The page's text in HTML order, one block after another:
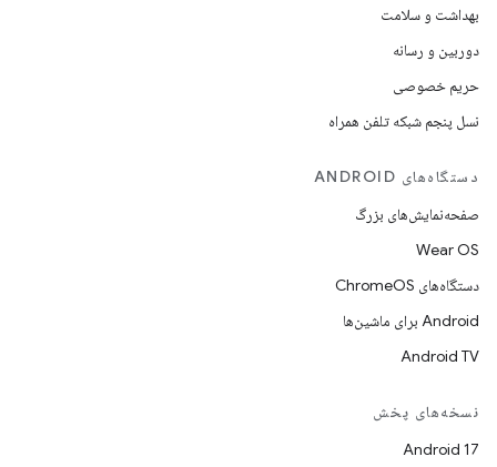
بهداشت و سلامت
دوربین و رسانه
حریم خصوصی
نسل پنجم شبکه تلفن همراه
دستگاه‌های ANDROID
صفحه‌نمایش‌های بزرگ
Wear OS
دستگاه‌های ChromeOS
Android برای ماشین‌ها
Android TV
نسخه‌های پخش
Android 17